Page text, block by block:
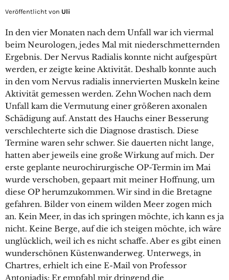
Veröffentlicht von Uli
In den vier Monaten nach dem Unfall war ich viermal
beim Neurologen, jedes Mal mit niederschmetternden
Ergebnis. Der Nervus Radialis konnte nicht aufgespürt
werden, er zeigte keine Aktivität. Deshalb konnte auch
in den vom Nervus radialis innervierten Muskeln keine
Aktivität gemessen werden. Zehn Wochen nach dem
Unfall kam die Vermutung einer größeren axonalen
Schädigung auf. Anstatt des Hauchs einer Besserung
verschlechterte sich die Diagnose drastisch. Diese
Termine waren sehr schwer. Sie dauerten nicht lange,
hatten aber jeweils eine große Wirkung auf mich. Der
erste geplante neurochirurgische OP-Termin im Mai
wurde verschoben, gepaart mit meiner Hoffnung, um
diese OP herumzukommen. Wir sind in die Bretagne
gefahren. Bilder von einem wilden Meer zogen mich
an. Kein Meer, in das ich springen möchte, ich kann es ja
nicht. Keine Berge, auf die ich steigen möchte, ich wäre
unglücklich, weil ich es nicht schaffe. Aber es gibt einen
wunderschönen Küstenwanderweg. Unterwegs, in
Chartres, erhielt ich eine E-Mail von Professor
Antoniadis: Er empfahl mir dringend die